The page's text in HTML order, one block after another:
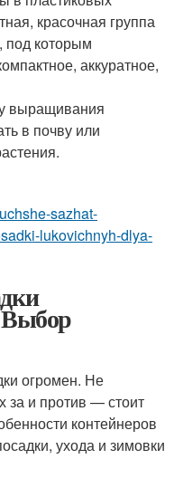
красочная группа
которым
аккуратное,
выращивания
в почву или
sazhat-
lukovichnyh-dlya-
огромен. Не
за и против — стоит
контейнеров
ухода и зимовки